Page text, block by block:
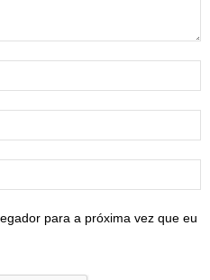
para a próxima vez que eu